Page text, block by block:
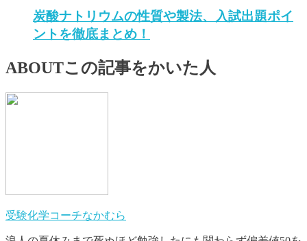
炭酸ナトリウムの性質や製法、入試出題ポイ
ントを徹底まとめ！
ABOUTこの記事をかいた人
受験化学コーチなかむら